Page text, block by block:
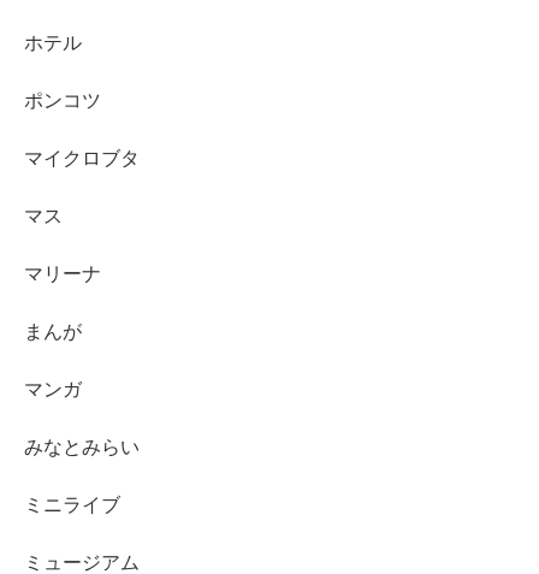
ホテル
ポンコツ
マイクロブタ
マス
マリーナ
まんが
マンガ
みなとみらい
ミニライブ
ミュージアム